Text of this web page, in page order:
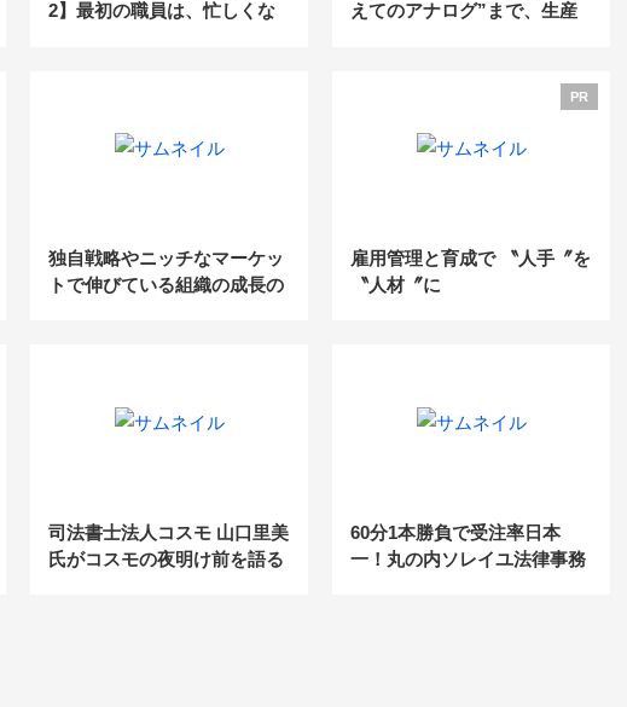
2】最初の職員は、忙しくな
えてのアナログ”まで、生産
独自戦略やニッチなマーケッ
トで伸びている組織の成長の
PR
雇用管理と育成で 〝人手〞を
〝人材〞に
司法書士法人コスモ 山口里美
氏がコスモの夜明け前を語る
60分1本勝負で受注率日本
一！丸の内ソレイユ法律事務